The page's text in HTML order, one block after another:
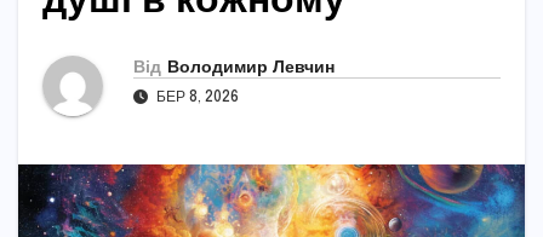
Від Володимир Левчин
БЕР 8, 2026